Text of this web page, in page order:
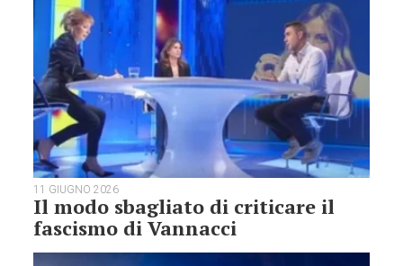
11 GIUGNO 2026
Il modo sbagliato di criticare il
fascismo di Vannacci